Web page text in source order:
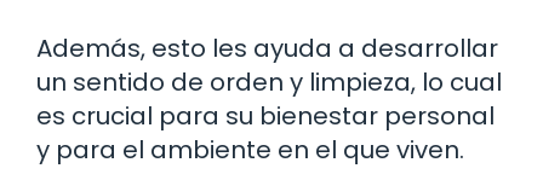
Además, esto les ayuda a desarrollar
un sentido de orden y limpieza, lo cual
es crucial para su bienestar personal
y para el ambiente en el que viven.